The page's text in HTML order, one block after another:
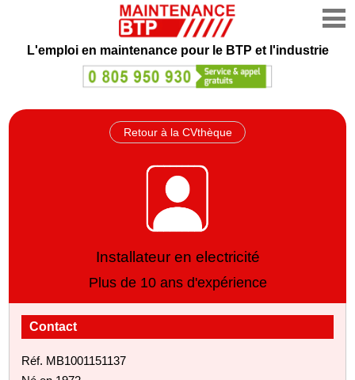
L'emploi en maintenance pour le BTP et l'industrie
Retour à la CVthèque
Installateur en electricité
Plus de 10 ans d'expérience
Contact
Réf. MB1001151137